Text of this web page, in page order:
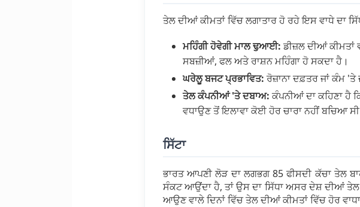
ਤੇਲ ਦੀਆਂ ਕੀਮਤਾਂ ਵਿੱਚ ਲਗਾਤਾਰ ਹੋ ਰਹੇ ਇਸ ਵਾਧੇ ਦਾ
ਮਹਿੰਗੀ ਹੋਵੇਗੀ ਮਾਲ ਢੁਆਈ: ਡੀਜ਼ਲ ਦੀਆਂ ਕੀਮਤਾਂ
ਸਬਜ਼ੀਆਂ, ਫਲ ਅਤੇ ਰਾਸ਼ਨ ਮਹਿੰਗਾ ਹੋ ਸਕਦਾ ਹੈ।
ਘਰੇਲੂ ਬਜਟ ਪ੍ਰਭਾਵਿਤ: ਰੋਜ਼ਾਨਾ ਦਫ਼ਤਰ ਜਾਂ ਕੰਮ 'ਤੇ
ਤੇਲ ਕੰਪਨੀਆਂ 'ਤੇ ਦਬਾਅ: ਕੰਪਨੀਆਂ ਦਾ ਕਹਿਣਾ ਹੈ
ਵਧਾਉਣ ਤੋਂ ਇਲਾਵਾ ਕੋਈ ਹੋਰ ਚਾਰਾ ਨਹੀਂ ਬਚਿਆ
ਸਿੱਟਾ
ਭਾਰਤ ਆਪਣੀ ਲੋੜ ਦਾ ਲਗਭਗ 85 ਫੀਸਦੀ ਕੱਚਾ ਤੇਲ
ਸੰਕਟ ਆਉਂਦਾ ਹੈ, ਤਾਂ ਉਸ ਦਾ ਸਿੱਧਾ ਅਸਰ ਦੇਸ਼ ਦੀਆਂ
ਆਉਣ ਵਾਲੇ ਦਿਨਾਂ ਵਿੱਚ ਤੇਲ ਦੀਆਂ ਕੀਮਤਾਂ ਵਿੱਚ ਹੋਰ